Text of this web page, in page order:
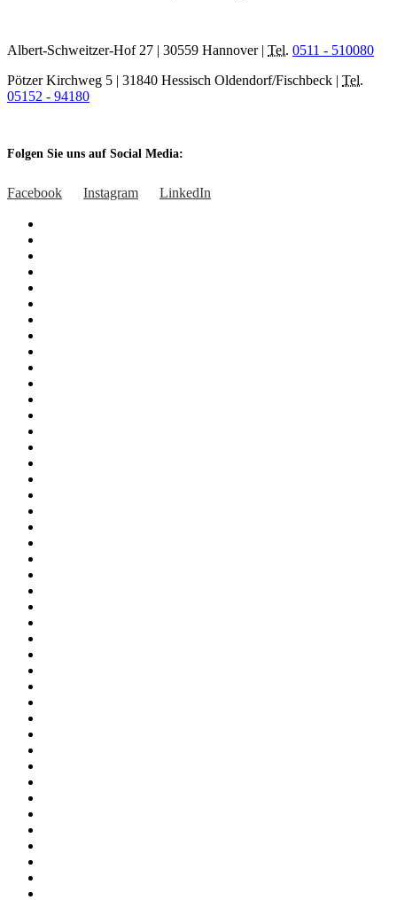
Albert-Schweitzer-Hof 27 | 30559 Hannover | Tel. 0511 - 510080
Pötzer Kirchweg 5 | 31840 Hessisch Oldendorf/Fischbeck | Tel.
05152 - 94180
Folgen Sie uns auf Social Media:
Facebook Instagram LinkedIn